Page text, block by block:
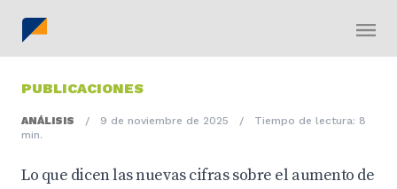
PUBLICACIONES
ANÁLISIS / 9 de noviembre de 2025 /
Tiempo de lectura: 8
min.
Lo que dicen las nuevas cifras sobre el aumento de